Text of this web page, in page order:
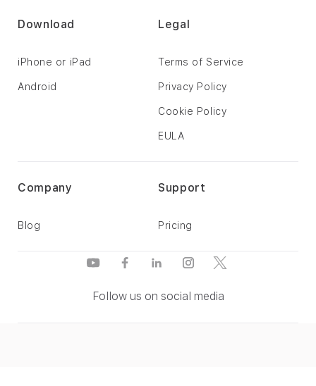
Follow us on social media
Support
Pricing
Company
Blog
Legal
Terms of Service
Privacy Policy
Cookie Policy
EULA
Download
iPhone or iPad
Android